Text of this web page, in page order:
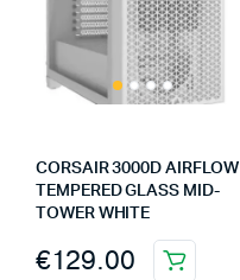
CORSAIR 3000D AIRFLOW
TEMPERED GLASS MID-
TOWER WHITE
€129.00